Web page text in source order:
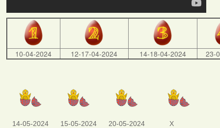
10-04-2024 12-17-04-2024 14-18-04-2024 23-
14-05-2024 15-05-2024 20-05-2024 X